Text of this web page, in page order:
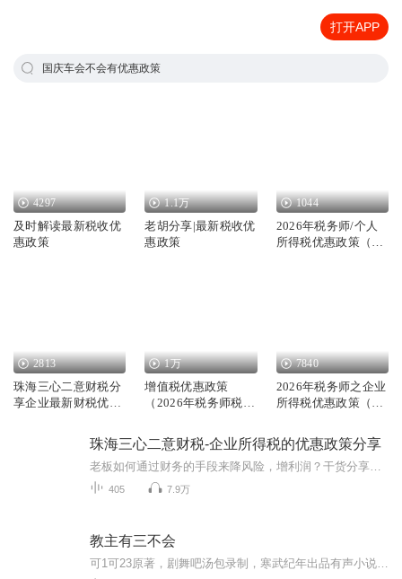
打开APP
国庆车会不会有优惠政策
4297
及时解读最新税收优
惠政策
1.1万
老胡分享|最新税收优
惠政策
1044
2026年税务师/个人
所得税优惠政策（税
2813
珠海三心二意财税分
享企业最新财税优惠
1万
增值税优惠政策
（2026年税务师税法
7840
2026年税务师之企业
所得税优惠政策（注
珠海三心二意财税-企业所得税的优惠政策分享
405 7.9万
教主有三不会